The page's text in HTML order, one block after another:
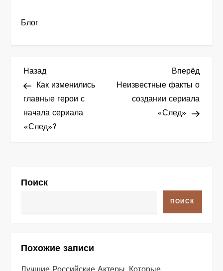
Блог
Н
а
в
а
я
Предыдущая
запись
Назад
Как изменились
главные герои с
начала сериала
«След»?
Вперёд
Неизвестные факты о
создании сериала
«След»
Поиск
ПОИСК
Похожие записи